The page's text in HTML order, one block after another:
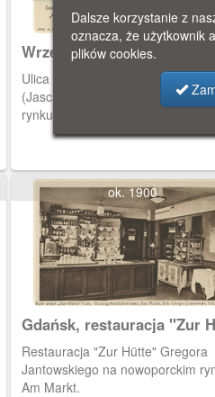
Wrzeszcz
Ulica Jaśkowa Dolina
(Jaschkenthalerweg)- widok w
rynku.
ok. 1900
Gdańsk, restauracja "Zur
w Nowym Porcie
Restauracja "Zur Hütte" Gregora
Jantowskiego na nowoporckim
Am Markt.
Dalsze korzystanie z
oznacza, że użytkownik
plików cookies.